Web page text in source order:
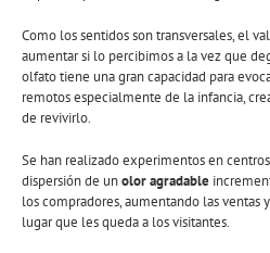
Como los sentidos son transversales, el
aumentar si lo percibimos a la vez que
olfato tiene una gran capacidad para
remotos especialmente de la infancia,
de revivirlo.
Se han realizado experimentos en
dispersión de unolor agradable
los compradores, aumentando las
lugar que les queda a los visitantes.